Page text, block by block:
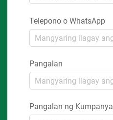
Telepono o WhatsApp
Pangalan
Pangalan ng Kumpanya